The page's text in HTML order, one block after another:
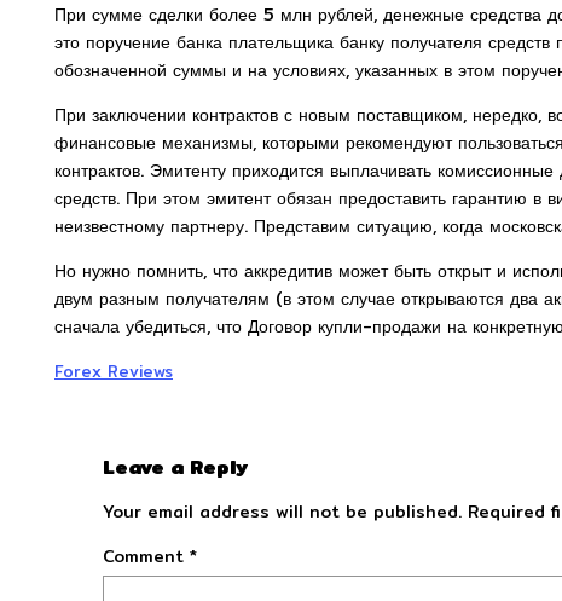
При сумме сделки более 5 млн рублей, денежные средства
это поручение банка плательщика банку получателя
обозначенной суммы и на условиях, указанных в этом
При заключении контрактов с новым поставщиком,
финансовые механизмы, которыми рекомендуют
контрактов. Эмитенту приходится выплачивать
средств. При этом эмитент обязан предоставить гарантию в
неизвестному партнеру. Представим ситуацию, когда
Но нужно помнить, что аккредитив может быть открыт и
двум разным получателям (в этом случае открываются два
сначала убедиться, что Договор купли-продажи на
Forex Reviews
Leave a Reply
Your email address will not be published. Required
Comment *